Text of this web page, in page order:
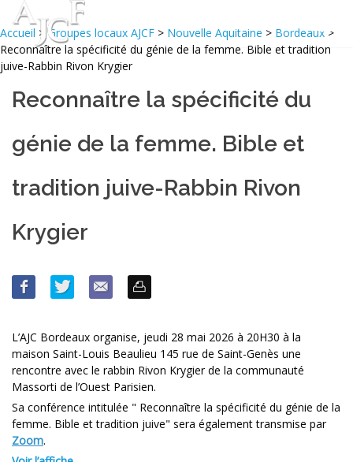
Accueil >Groupes locaux AJCF > Nouvelle Aquitaine > Bordeaux >
Reconnaître la spécificité du génie de la femme. Bible et tradition
juive-Rabbin Rivon Krygier
Reconnaître la spécificité du
génie de la femme. Bible et
tradition juive-Rabbin Rivon
Krygier
L’AJC Bordeaux organise, jeudi 28 mai 2026 à 20H30 à la
maison Saint-Louis Beaulieu 145 rue de Saint-Genès une
rencontre avec le rabbin Rivon Krygier de la communauté
Massorti de l’Ouest Parisien.
Sa conférence intitulée " Reconnaître la spécificité du génie de la
femme. Bible et tradition juive" sera également transmise par
Zoom.